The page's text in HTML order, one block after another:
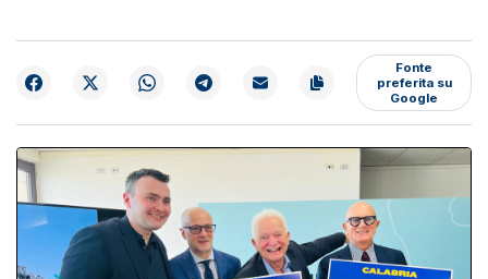
Fonte
preferita su
Google